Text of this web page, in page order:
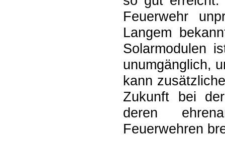
Feuerwehr
Langem
Solarmodulen
unumgänglich,
kann
Zukunft bei
deren
Feuerwehren